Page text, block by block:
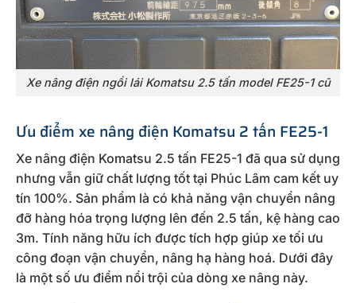
Xe nâng điện ngồi lái Komatsu 2.5 tấn model FE25-1 cũ
Ưu điểm xe nâng điện Komatsu 2 tấn FE25-1
Xe nâng điện Komatsu 2.5 tấn FE25-1 đã qua sử dụng
nhưng vẫn giữ chất lượng tốt tại Phúc Lâm cam kết uy
tín 100%. Sản phẩm là có khả năng vận chuyển nâng
đỡ hàng hóa trọng lượng lên đến 2.5 tấn, kệ hàng cao
3m. Tính năng hữu ích được tích hợp giúp xe tối ưu
công đoạn vận chuyển, nâng hạ hàng hoá. Dưới đây
là một số ưu điểm nổi trội của dòng xe nâng này.